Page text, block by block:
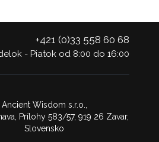
+421 (0)33 558 60 68
- Piatok od 8:00 do 16:00
Ancient Wisdom s.r.o.,
Prílohy 583/57, 919 26 Zavar,
Slovensko